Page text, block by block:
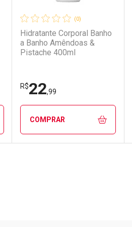
(0)
Hidratante Corporal Banho
a Banho Amêndoas &
Pistache 400ml
R$22,99
COMPRAR